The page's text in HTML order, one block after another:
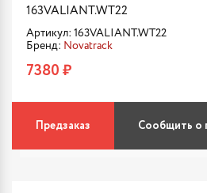
163VALIANT.WT22
Артикул: 163VALIANT.WT22
Бренд: Novatrack
7380 ₽
Предзаказ Сообщить о